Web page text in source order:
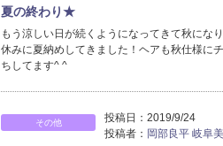
夏の終わり★
もう涼しい日が続くようになってきて秋にな
休みに夏納めしてきました！ヘアも秋仕様に
ちしてます^ ^
その他 投稿日： 2019/9/24
投稿者： 岡部良平 岐阜